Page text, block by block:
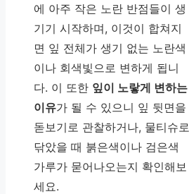
에 아주 작은 노란 반점들이 생
기기 시작하며, 이것이 합쳐지
면 잎 전체가 생기 없는 노란색
이나 회색빛으로 변하게 됩니
다. 이 또한 잎이 노랗게 변하는
이유가 될 수 있으니 잎 뒷면을
돋보기로 관찰하거나, 물티슈로
닦았을 때 붉은색이나 검은색
가루가 묻어나오는지 확인해보
세요.